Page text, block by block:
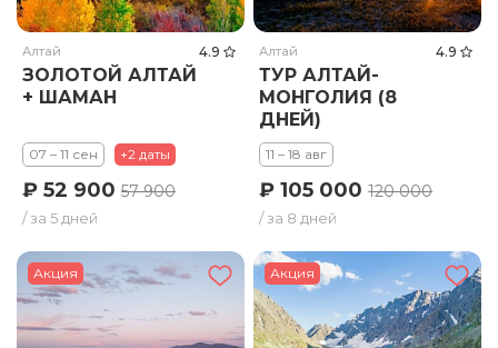
Алтай 4.9
ЗОЛОТОЙ АЛТАЙ
+ ШАМАН
07 – 11 сен +2 даты
₽ 52 900 57 900
/ за 5 дней
Алтай 4.9
ТУР АЛТАЙ-
МОНГОЛИЯ (8
ДНЕЙ)
11 – 18 авг
₽ 105 000120 000
/ за 8 дней
Акция Акция